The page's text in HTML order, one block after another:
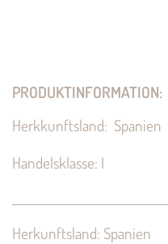
PRODUKTINFORMATION:
Herkkunftsland: Spanien
Handelsklasse: I
Herkunftsland: Spanien